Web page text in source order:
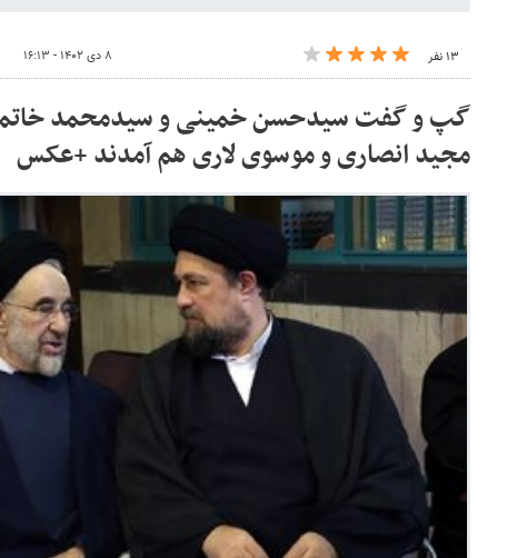
۱۳ نفر ۸ دی ۱۴۰۲ - ۱۶:۱۳
گپ و گفت سیدحسن خمینی و سیدمحمد
مجید انصاری و موسوی لاری هم آمدند +عکس